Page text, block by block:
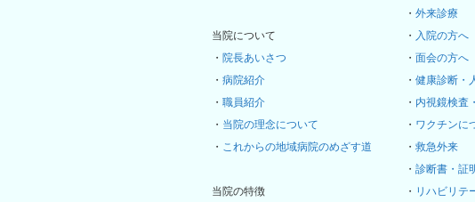
当院について
・ 院長あいさつ
・ 病院紹介
・ 職員紹介
・ 当院の理念について
・ これからの地域病院のめざす道
当院の特徴
・ 外来診療
・ 入院の方へ
・ 面会の方へ
・ 健康診断・
・ 内視鏡検査
・ ワクチンに
・ 救急外来
・ 診断書・証
・ リハビリテ